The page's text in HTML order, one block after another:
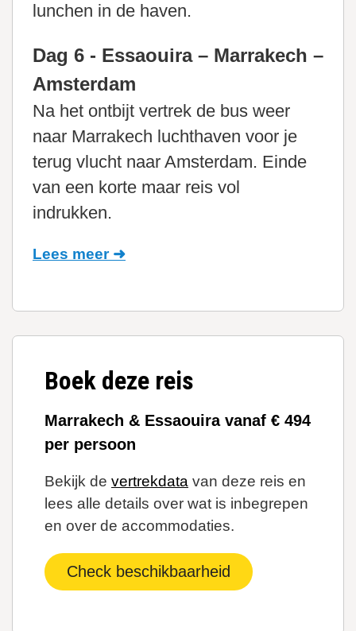
lunchen in de haven.
Dag 6 - Essaouira – Marrakech –
Amsterdam
Na het ontbijt vertrek de bus weer
naar Marrakech luchthaven voor je
terug vlucht naar Amsterdam. Einde
van een korte maar reis vol
indrukken.
Lees meer ➜
Boek deze reis
Marrakech & Essaouira vanaf € 494
per persoon
Bekijk de vertrekdata van deze reis en
lees alle details over wat is inbegrepen
en over de accommodaties.
Check beschikbaarheid